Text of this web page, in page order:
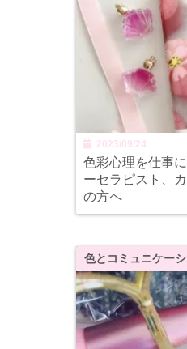
2023/09/24
色彩心理を仕事
ーセラピスト、
の方へ
色とコミュニケー